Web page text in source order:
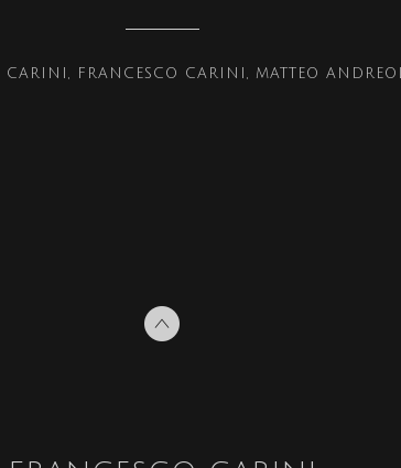
CARINI FRANCESCO CARINI MATTEO